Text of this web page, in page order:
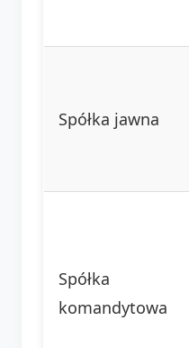
Spółka jawna
Spółka
komandytowa